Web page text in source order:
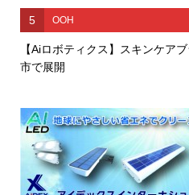
5 OOH
【Aiロボティクス】スキンケア
市で展開